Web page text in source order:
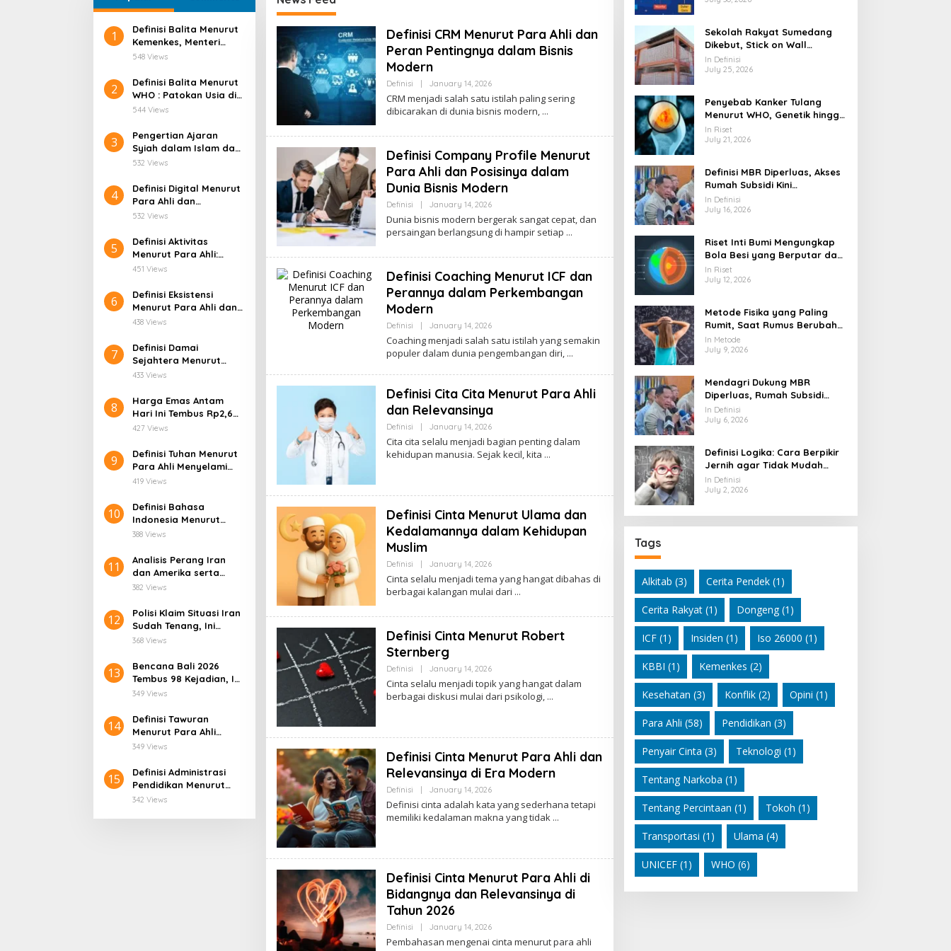
1
Definisi Balita Menurut
Kemenkes, Menteri
Kesehatan Indonesia
548 Views
2
Definisi Balita Menurut
WHO : Patokan Usia di
Layanan Kesehatan
544 Views
3
Pengertian Ajaran
Syiah dalam Islam dan
Latar Belakang
532 Views
4
Definisi Digital Menurut
Para Ahli dan
Relevansinya di Era
532 Views
5
Definisi Aktivitas
Menurut Para Ahli:
Pengertian, Unsur, dan
Bidang
451 Views
6
Definisi Eksistensi
Menurut Para Ahli dan
Relevansinya dalam
438 Views
7
Definisi Damai
Sejahtera Menurut
Alkitab dan
Kehidupan Modern
433 Views
8
Harga Emas Antam
Hari Ini Tembus Rp2,6
Juta/Gram!
427 Views
9
Definisi Tuhan Menurut
Para Ahli Menyelami
Makna Ketuhanan dari
419 Views
10
Definisi Bahasa
Indonesia Menurut
Para Ahli
388 Views
11
Analisis Perang Iran
dan Amerika serta
Dampaknya terhadap
Nasional Iran
382 Views
12
Polisi Klaim Situasi Iran
Sudah Tenang, Ini
Faktanya!
368 Views
13
Bencana Bali 2026
Tembus 98 Kejadian, Ini
Pemicunya!
349 Views
14
Definisi Tawuran
Menurut Para Ahli
Sosiologi Membaca
Kelompok di Tengah
Masyarakat
349 Views
15
Definisi Administrasi
Pendidikan Menurut
Para Ahli
342 Views
Redasamudera.id
Definisi CRM Menurut Para Ahli dan
Peran Pentingnya dalam Bisnis
Modern
Definisi January 14, 2026By
CRM menjadi salah satu istilah paling sering
dibicarakan di dunia bisnis modern,
Definisi Company Profile Menurut
Para Ahli dan Posisinya dalam
Dunia Bisnis Modern
Definisi January 14, 2026By
Dunia bisnis modern bergerak sangat cepat, dan
persaingan berlangsung di hampir setiap
Definisi Coaching Menurut ICF dan
Perannya dalam Perkembangan
Modern
Definisi January 14, 2026By
Coaching menjadi salah satu istilah yang semakin
populer dalam dunia pengembangan diri,
Definisi Cita Cita Menurut Para Ahli
dan Relevansinya
Definisi January 14, 2026By
Cita cita selalu menjadi bagian penting dalam
kehidupan manusia. Sejak kecil, kita
Definisi Cinta Menurut Ulama dan
Kedalamannya dalam Kehidupan
Muslim
Definisi January 14, 2026By
Cinta selalu menjadi tema yang hangat dibahas di
berbagai kalangan mulai dari
Definisi Cinta Menurut Robert
Sternberg
Definisi January 14, 2026By
Cinta selalu menjadi topik yang hangat dalam
berbagai diskusi mulai dari psikologi,
Definisi Cinta Menurut Para Ahli dan
Relevansinya di Era Modern
Definisi January 14, 2026By
Definisi cinta adalah kata yang sederhana tetapi
memiliki kedalaman makna yang tidak
Definisi Cinta Menurut Para Ahli di
Bidangnya dan Relevansinya di
Tahun 2026
Definisi January 14, 2026By
Pembahasan mengenai cinta menurut para ahli
Sekolah Rakyat Sumedang
Dikebut, Stick on Wall
Pangkas Waktu Finishing
In Definisi
July 25, 2026
Penyebab Kanker Tulang
Menurut WHO, Genetik hingga
Paparan Radiasi
In Riset
July 21, 2026
Definisi MBR Diperluas, Akses
Rumah Subsidi Kini
Menjangkau Lebih Banyak
Warga
In Definisi
July 16, 2026
Riset Inti Bumi Mengungkap
Bola Besi yang Berputar dan
Berubah Bentuk
In Riset
July 12, 2026
Metode Fisika yang Paling
Rumit, Saat Rumus Berubah
Jadi Mesin Pembaca Alam
Semesta
In Metode
July 9, 2026
Mendagri Dukung MBR
Diperluas, Rumah Subsidi
Dibuka Lebih Lebar
In Definisi
July 6, 2026
Definisi Logika: Cara Berpikir
Jernih agar Tidak Mudah
Terseret Kesimpulan Keliru
In Definisi
July 2, 2026
Tags
Alkitab (3) Cerita Pendek(1)
Cerita Rakyat(1) Dongeng(1)
ICF(1) Insiden (1) Iso 26000 (1)
KBBI (1) Kemenkes (2)
Kesehatan (3) Konflik(2) Opini (1)
Para Ahli (58) Pendidikan (3)
Penyair Cinta (3) Teknologi (1)
Tentang Narkoba (1)
Tentang Percintaan (1) Tokoh (1)
Transportasi (1) Ulama (4)
UNICEF(1) WHO (6)